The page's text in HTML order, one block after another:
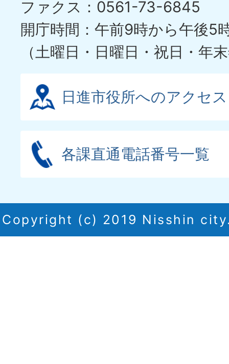
ファクス：0561-73-6845
開庁時間：午前9時から午後5
（土曜日・日曜日・祝日・年
日進市役所へのアクセス
各課直通電話番号一覧
Copyright (c) 2019 Nisshin